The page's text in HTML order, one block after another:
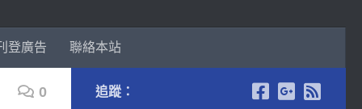
登廣告 聯絡本站
0 追蹤：